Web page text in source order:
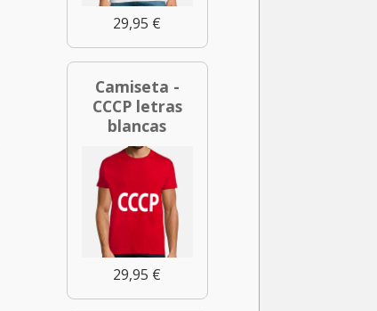
29,95 €
Camiseta -
CCCP letras
blancas
29,95 €